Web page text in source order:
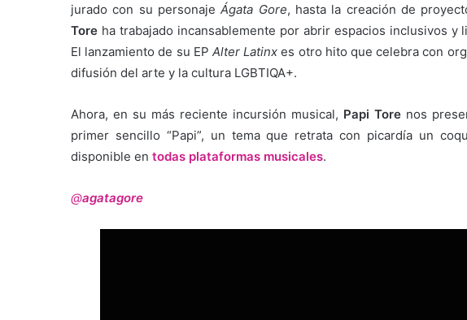
jurado con su personajeÁgata Gore, hasta la creación de
Tore ha trabajado incansablemente por abrir espacios inclusivos
El lanzamiento de su EP Alter Latinx es otro hito que celebra con
difusión del arte y la cultura LGBTIQA+.
Ahora, en su más reciente incursión musical, Papi Tore nos
primer sencillo “Papi”, un tema que retrata con picardía un
disponible en todas plataformas musicales.
@agatagore